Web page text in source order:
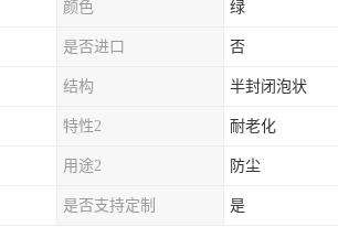
颜色 绿
是否进口 否
结构 半封闭泡状
特性2 耐老化
用途2 防尘
是否支持定制 是